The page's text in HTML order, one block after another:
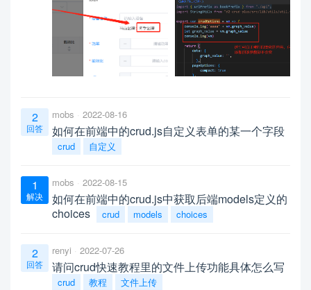
2
回答
mobs 2022-08-16
如何在前端中的crud.js自定义表单的某一个字段
crud 自定义
1
解决
mobs 2022-08-15
如何在前端中的crud.js中获取后端models定义的
choices
crud models choices
2
回答
renyi 2022-07-26
请问crud快速教程里的文件上传功能具体怎么写
crud 教程 文件上传